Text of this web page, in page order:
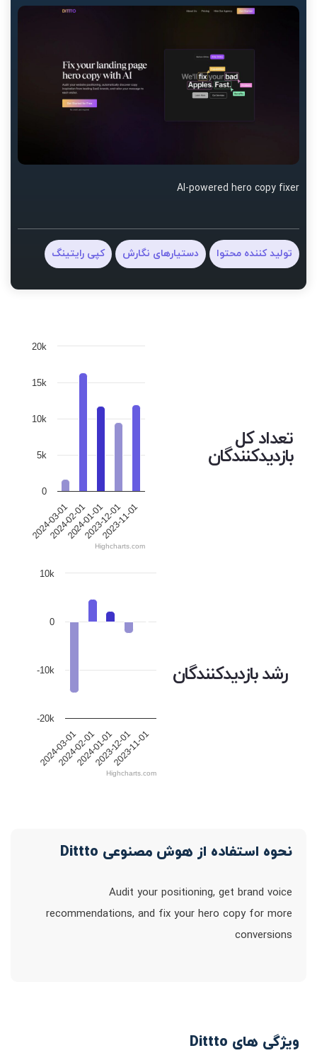
AI-powered hero copy fixer
تولید کننده محتوا دستیارهای نگارش کپی رایتینگ
تعداد کل
بازدیدکنندگان
2024-03-01
2024-02-01
2024-01-01
2023-12-01
2023-11-01
0
5k
10k
15k
20k
Highcharts.com
رشد بازدیدکنندگان
2024-03-01
2024-02-01
2024-01-01
2023-12-01
2023-11-01
-20k
-10k
0
10k
Highcharts.com
نحوه استفاده از هوش مصنوعی Dittto
Audit your positioning, get brand voice
recommendations, and fix your hero copy for more
conversions
ویژگی های Dittto